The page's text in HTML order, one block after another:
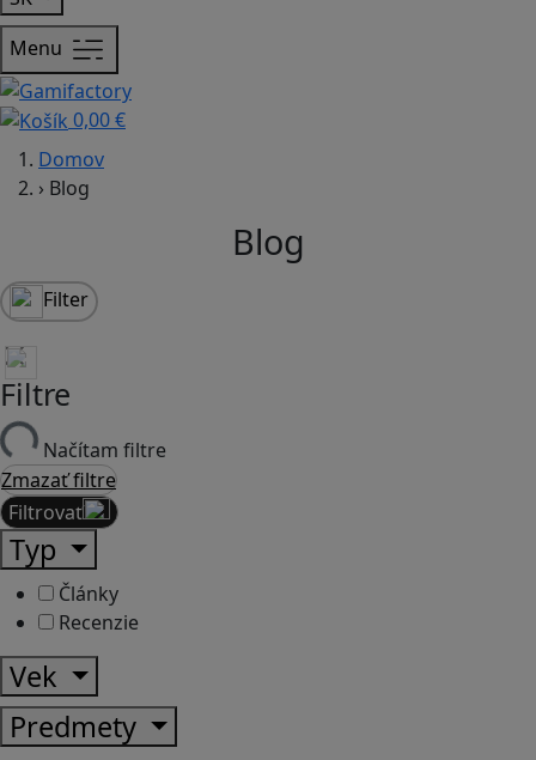
Menu
0,00 €
Domov
› Blog
Blog
Filter
Filtre
Načítam filtre
Zmazať filtre
Filtrovať
Typ
Články
Recenzie
Vek
Predmety